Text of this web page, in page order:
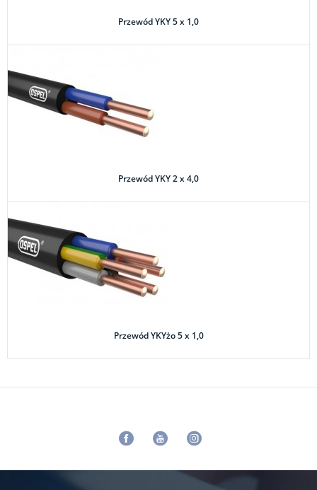
Przewód YKY 5 x 1,0
Przewód YKY 2 x 4,0
Przewód YKYżo 5 x 1,0
Instagram